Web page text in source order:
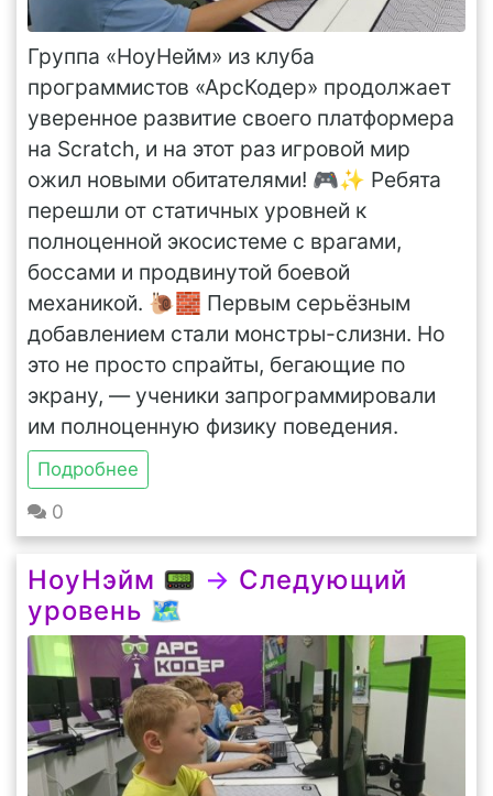
Группа «НоуНейм» из клуба
программистов «АрсКодер» продолжает
уверенное развитие своего платформера
на Scratch, и на этот раз игровой мир
ожил новыми обитателями! 🎮✨ Ребята
перешли от статичных уровней к
полноценной экосистеме с врагами,
боссами и продвинутой боевой
механикой. 🐌🧱 Первым серьёзным
добавлением стали монстры-слизни. Но
это не просто спрайты, бегающие по
экрану, — ученики запрограммировали
им полноценную физику поведения.
Подробнее
0
НоуНэйм 📟 → Следующий
уровень 🗺️